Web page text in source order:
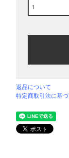
返品について
特定商取引法に基